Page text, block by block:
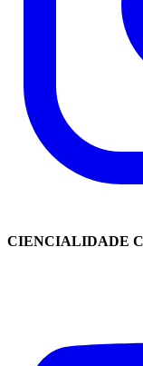
CIENCIALIDADE